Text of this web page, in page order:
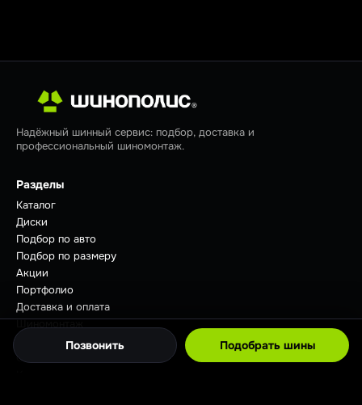
Позвонить Подобрать шины
Надёжный шинный сервис: подбор, доставка и
профессиональный шиномонтаж.
Разделы
Каталог
Диски
Подбор по авто
Подбор по размеру
Акции
Портфолио
Доставка и оплата
Шиномонтаж
Советы